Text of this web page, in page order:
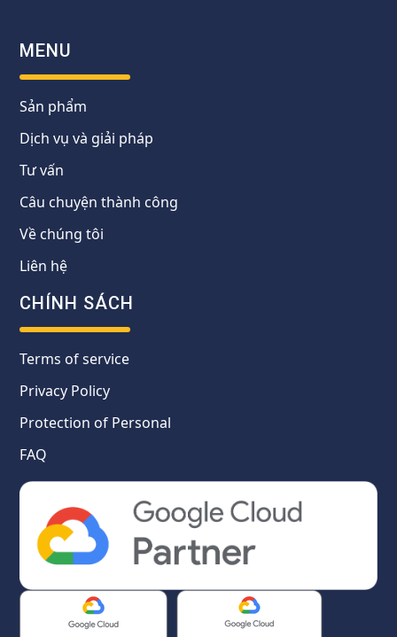
MENU
Sản phẩm
Dịch vụ và giải pháp
Tư vấn
Câu chuyện thành công
Về chúng tôi
Liên hệ
CHÍNH SÁCH
Terms of service
Privacy Policy
Protection of Personal
FAQ